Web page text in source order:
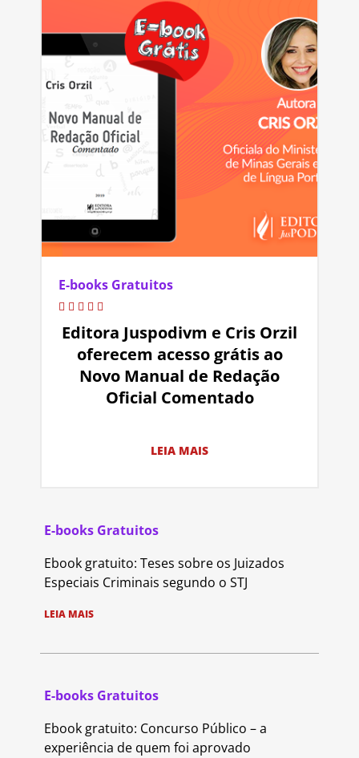
E-books Gratuitos
Editora Juspodivm e Cris Orzil
oferecem acesso grátis ao
Novo Manual de Redação
Oficial Comentado
LEIA MAIS
E-books Gratuitos
Ebook gratuito: Teses sobre os Juizados
Especiais Criminais segundo o STJ
LEIA MAIS
E-books Gratuitos
Ebook gratuito: Concurso Público – a
experiência de quem foi aprovado